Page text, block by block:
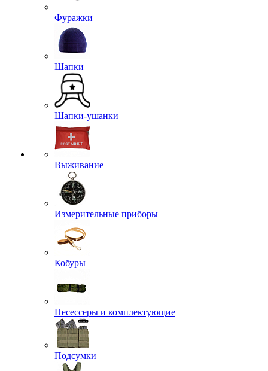
Фуражки
Шапки
Шапки-ушанки
Выживание
Измерительные приборы
Кобуры
Несессеры и комплектующие
Подсумки